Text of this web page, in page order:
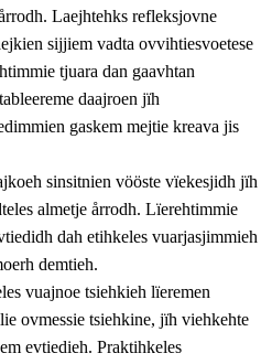
Laejhtehks refleksjovne
sijjiem vadta ovvihtiesvoetese
tjuara dan gaavhtan
daajroen jïh
gaskem mejtie kreava jis
sinsitnien vööste vïekesjidh jïh
almetje årrodh. Lïerehtimmie
dah etihkeles vuarjasjimmieh
demtieh.
vuajnoe tsiehkieh lïeremen
ovmessie tsiehkine, jïh viehkehte
evtiedieh. Praktihkeles